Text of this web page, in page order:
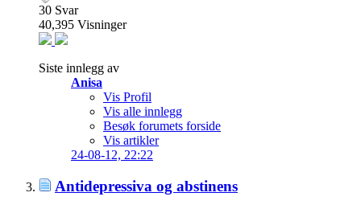
30 Svar
40,395 Visninger
Siste innlegg av
Anisa
Vis Profil
Vis alle innlegg
Besøk forumets forside
Vis artikler
24-08-12, 22:22
Antidepressiva og abstinens